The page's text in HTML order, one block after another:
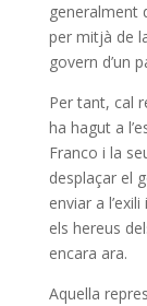
generalment
per mitjà de
govern d’un
Per tant, cal
ha hagut a
Franco i la
desplaçar el
enviar a
els hereus
encara ara.
Aquella